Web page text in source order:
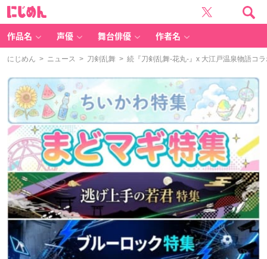
作品名 声優 舞台俳優 作者名
にじめん > ニュース > 刀剣乱舞 > 続『刀剣乱舞-花丸-』x 大江戸温泉物語コ